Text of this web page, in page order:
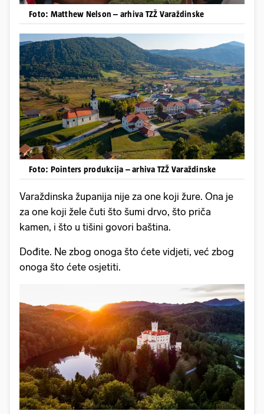
Foto: Matthew Nelson – arhiva TZŽ Varaždinske
Foto: Pointers produkcija – arhiva TZŽ Varaždinske
Varaždinska županija nije za one koji žure. Ona je
za one koji žele čuti što šumi drvo, što priča
kamen, i što u tišini govori baština.
Dođite. Ne zbog onoga što ćete vidjeti, već zbog
onoga što ćete osjetiti.